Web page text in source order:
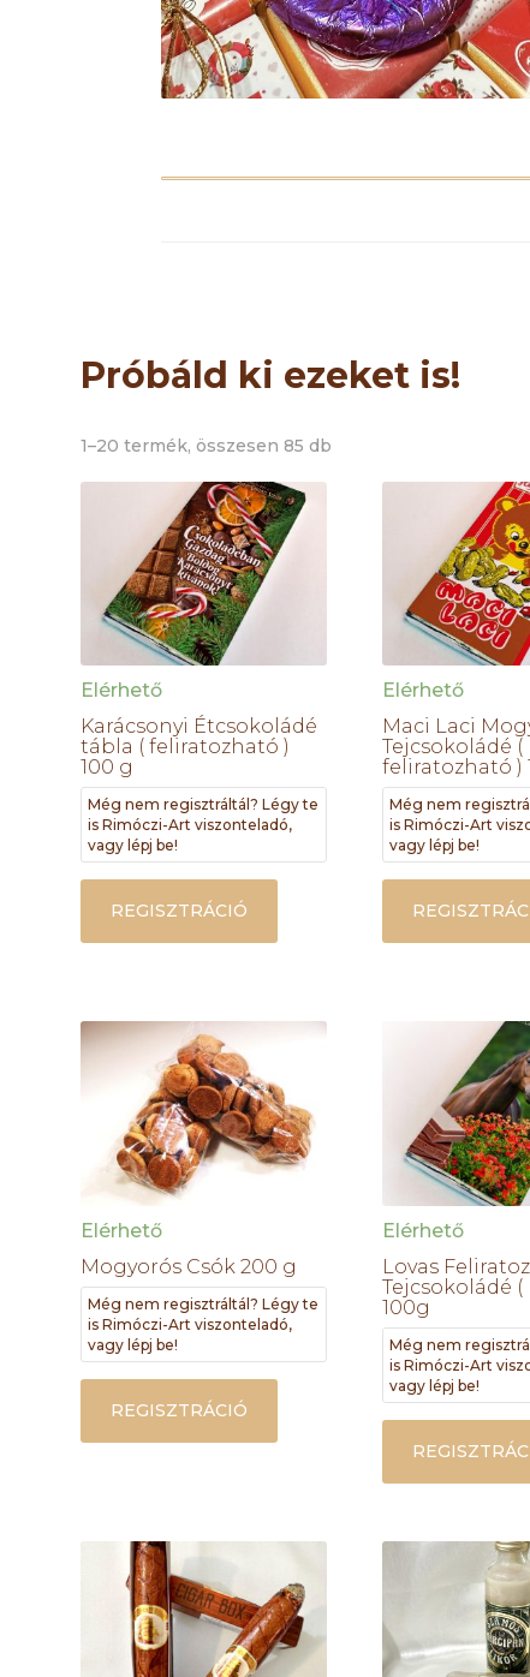
Próbáld ki ezeket is!
1–20 termék, összesen 85 db
Elérhető
Karácsonyi Étcsokoládé
tábla ( feliratozható )
100 g
Még nem regisztráltál? Légy te
is Rimóczi-Art viszonteladó,
vagy lépj be!
REGISZTRÁCIÓ
Elérhető
Maci Laci
Tejcsokoládé (
feliratozható )
Még nem
is Rimóczi-Art
vagy lépj be!
Elérhető
Mogyorós Csók 200 g
Még nem regisztráltál? Légy te
is Rimóczi-Art viszonteladó,
vagy lépj be!
REGISZTRÁCIÓ
Elérhető
Lovas
Tejcsokoládé (
100g
Még nem
is Rimóczi-Art
vagy lépj be!